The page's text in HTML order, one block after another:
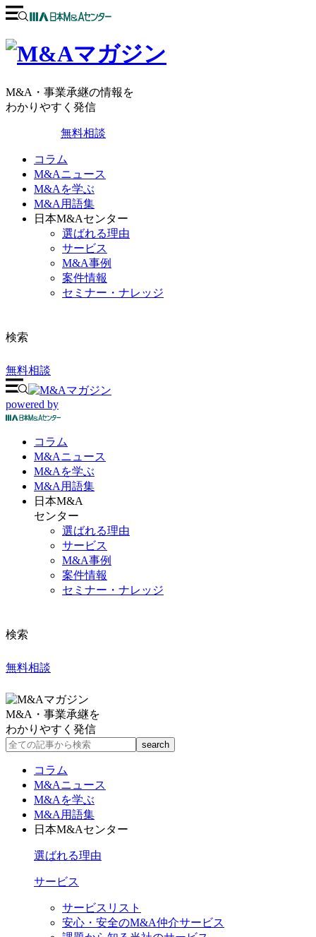
M&A・事業承継の情報を
わかりやすく発信
無料相談
コラム
M&Aニュース
M&Aを学ぶ
M&A用語集
日本M&Aセンター
選ばれる理由
サービス
M&A事例
案件情報
セミナー・ナレッジ
検索
無料相談
powered by
コラム
M&Aニュース
M&Aを学ぶ
M&A 用語集
日本M&A
センター
選ばれる理由
サービス
M&A事例
案件情報
セミナー・ナレッジ
検索
無料相談
M&A・事業承継を
わかりやすく発信
コラム
M&Aニュース
M&Aを学ぶ
M&A用語集
日本M&Aセンター
選ばれる理由
サービス
サービスリスト
安心・安全のM&A仲介サービス